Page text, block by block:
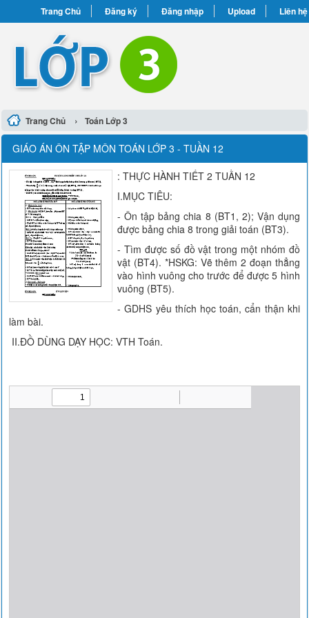
Trang Chủ Đăng ký Đăng nhập Upload Liên hệ
Trang Chủ › Toán Lớp 3
GIÁO ÁN ÔN TẬP MÔN TOÁN LỚP 3 - TUẦN 12
: THỰC HÀNH TIẾT 2 TUẦN 12
I.MỤC TIÊU:
- Ôn tập bảng chia 8 (BT1, 2); Vận dụng
được bảng chia 8 trong giải toán (BT3).
- Tìm được số đồ vật trong một nhóm đồ
vật (BT4). *HSKG: Vẽ thêm 2 đoạn thẳng
vào hình vuông cho trước để được 5 hình
vuông (BT5).
- GDHS yêu thích học toán, cẩn thận khi
làm bài.
II.ĐỒ DÙNG DẠY HỌC: VTH Toán.